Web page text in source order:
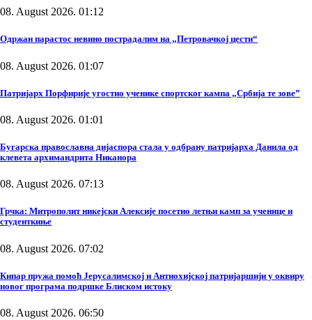
08. August 2026. 01:12
Одржан парастос невино пострадалим на „Петровачкој цести“
08. August 2026. 01:07
Патријарх Порфирије угостио ученике спортског кампа „Србија те зове”
08. August 2026. 01:01
Бугарска православна дијаспора стала у одбрану патријарха Данила од
клевета архимандрита Никанора
08. August 2026. 07:13
Грчка: Митрополит никејски Алексије посетио летњи камп за ученице и
студенткиње
08. August 2026. 07:02
Кипар пружа помоћ Јерусалимској и Антиохијској патријаршији у оквиру
новог програма подршке Блиском истоку
08. August 2026. 06:50